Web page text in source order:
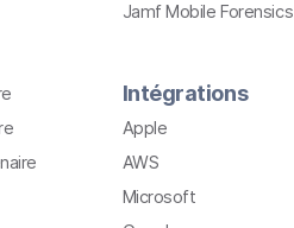
Jamf Mobile Forensics
Intégrations
Apple
AWS
Microsoft